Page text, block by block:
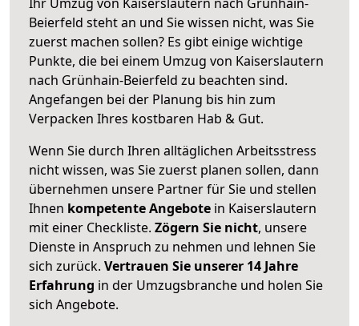
Beierfeld steht an und Sie wissen nicht, was Sie
zuerst machen sollen? Es gibt einige wichtige
Punkte, die bei einem Umzug von Kaiserslautern
nach Grünhain-Beierfeld zu beachten sind.
Angefangen bei der Planung bis hin zum
Verpacken Ihres kostbaren Hab & Gut.
Wenn Sie durch Ihren alltäglichen Arbeitsstress
nicht wissen, was Sie zuerst planen sollen, dann
übernehmen unsere Partner für Sie und stellen
Ihnen kompetente Angebote in Kaiserslautern
mit einer Checkliste. Zögern Sie nicht, unsere
Dienste in Anspruch zu nehmen und lehnen Sie
sich zurück. Vertrauen Sie unserer 14 Jahre
Erfahrung in der Umzugsbranche und holen Sie
sich Angebote.